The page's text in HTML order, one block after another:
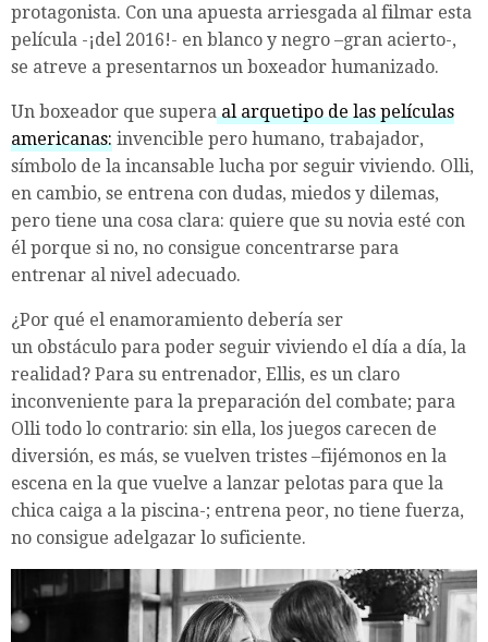
protagonista. Con una apuesta arriesgada al filmar esta
película -¡del 2016!- en blanco y negro –gran acierto-,
se atreve a presentarnos un boxeador humanizado.
Un boxeador que supera al arquetipo de las películas
americanas: invencible pero humano, trabajador,
símbolo de la incansable lucha por seguir viviendo. Olli,
en cambio, se entrena con dudas, miedos y dilemas,
pero tiene una cosa clara: quiere que su novia esté con
él porque si no, no consigue concentrarse para
entrenar al nivel adecuado.
¿Por qué el enamoramiento debería ser
un obstáculo para poder seguir viviendo el día a día, la
realidad? Para su entrenador, Ellis, es un claro
inconveniente para la preparación del combate; para
Olli todo lo contrario: sin ella, los juegos carecen de
diversión, es más, se vuelven tristes –fijémonos en la
escena en la que vuelve a lanzar pelotas para que la
chica caiga a la piscina-; entrena peor, no tiene fuerza,
no consigue adelgazar lo suficiente.